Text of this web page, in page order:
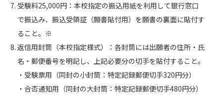
受験料25,000円：本校指定の振込用紙を利用して銀行窓口
で振込み、振込受領証（願書貼付用）を願書の裏面に貼付す
ること。※
返信用封筒（本校指定様式）：各封筒には出願者の住所・氏
名・郵便番号を明記し、上記必要分の切手を貼付すること。
・受験票用（同封の小封筒：特定記録郵便切手320円分）
・合否通知用（同封の大封筒：特定記録郵便切手480円分）